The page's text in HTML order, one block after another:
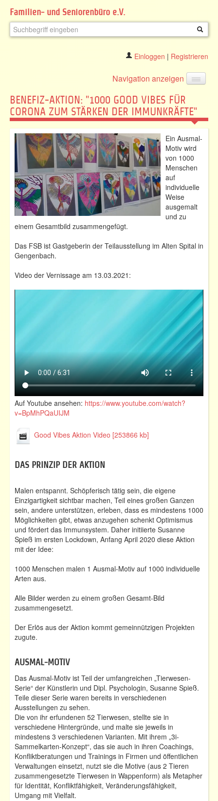
Familien- und Seniorenbüro e.V.
Einloggen | Registrieren
Navigation anzeigen
BENEFIZ-AKTION: "1000 GOOD VIBES FÜR
CORONA ZUM STÄRKEN DER IMMUNKRÄFTE"
Ein Ausmal-
Motiv wird
von 1000
Menschen
auf
individuelle
Weise
ausgemalt
und zu
einem Gesamtbild zusammengefügt.
Das FSB ist Gastgeberin der Teilausstellung im Alten Spital in
Gengenbach.
Video der Vernissage am 13.03.2021:
Auf Youtube ansehen: https://www.youtube.com/watch?
v=BpMhPQaUIJM
Good Vibes Aktion Video [253866 kb]
DAS PRINZIP DER AKTION
Malen entspannt. Schöpferisch tätig sein, die eigene
Einzigartigkeit sichtbar machen, Teil eines großen Ganzen
sein, andere unterstützen, erleben, dass es mindestens 1000
Möglichkeiten gibt, etwas anzugehen schenkt Optimismus
und fördert das Immunsystem. Daher initiierte Susanne
Spieß im ersten Lockdown, Anfang April 2020 diese Aktion
mit der Idee:
1000 Menschen malen 1 Ausmal-Motiv auf 1000 individuelle
Arten aus.
Alle Bilder werden zu einem großen Gesamt-Bild
zusammengesetzt.
Der Erlös aus der Aktion kommt gemeinnützigen Projekten
zugute.
AUSMAL-MOTIV
Das Ausmal-Motiv ist Teil der umfangreichen „Tierwesen-
Serie“ der Künstlerin und Dipl. Psychologin, Susanne Spieß.
Teile dieser Serie waren bereits in verschiedenen
Ausstellungen zu sehen.
Die von ihr erfundenen 52 Tierwesen, stellte sie in
verschiedene Hintergründe, und malte sie jeweils in
mindestens 3 verschiedenen Varianten. Mit ihrem „3i-
Sammelkarten-Konzept“, das sie auch in ihren Coachings,
Konfliktberatungen und Trainings in Firmen und öffentlichen
Verwaltungen einsetzt, nutzt sie die Motive (aus 2 Tieren
zusammengesetzte Tierwesen in Wappenform) als Metapher
für Identität, Konfliktfähigkeit, Veränderungsfähigkeit,
Umgang mit Vielfalt.